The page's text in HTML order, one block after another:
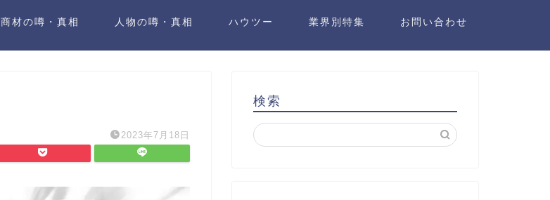
商材の噂・真相 人物の噂・真相 ハウツー 業界別特集 お問い合わせ
2023年7月18日
検索